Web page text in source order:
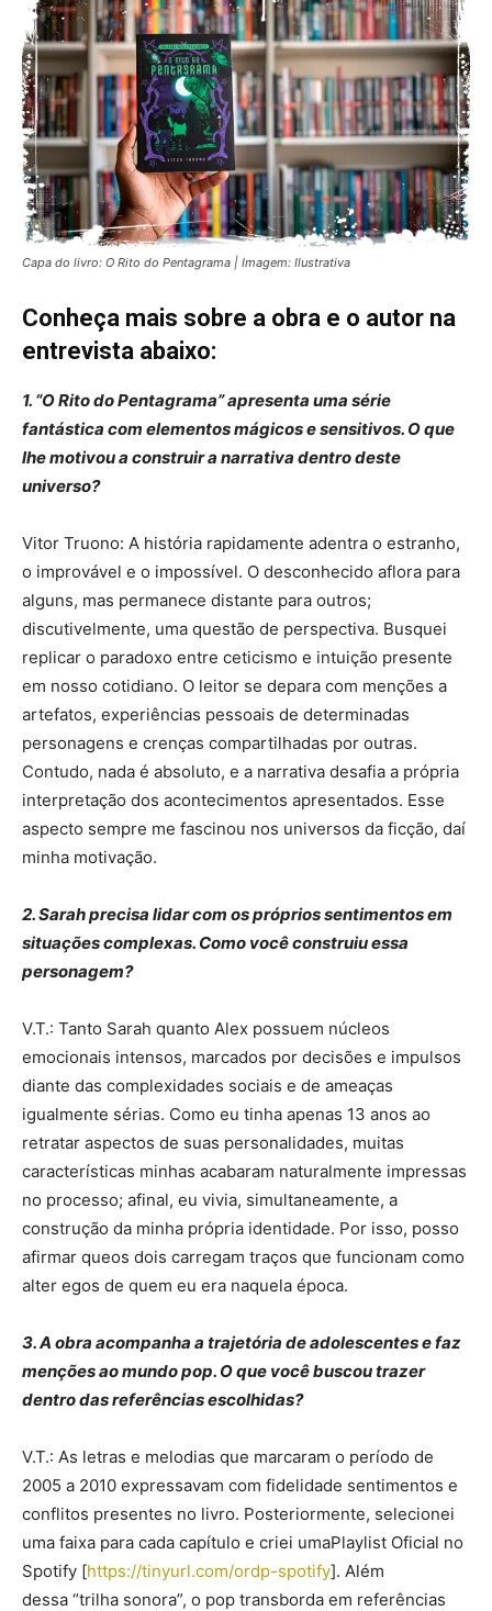
Capa do livro: O Rito do Pentagrama | Imagem: Ilustrativa
Conheça mais sobre a obra e o autor na
entrevista abaixo:
1. “O Rito do Pentagrama” apresenta uma série
fantástica com elementos mágicos e sensitivos. O que
lhe motivou a construir a narrativa dentro deste
universo?
Vitor Truono: A história rapidamente adentra o estranho,
o improvável e o impossível. O desconhecido aflora para
alguns, mas permanece distante para outros;
discutivelmente, uma questão de perspectiva. Busquei
replicar o paradoxo entre ceticismo e intuição presente
em nosso cotidiano. O leitor se depara com menções a
artefatos, experiências pessoais de determinadas
personagens e crenças compartilhadas por outras.
Contudo, nada é absoluto, e a narrativa desafia a própria
interpretação dos acontecimentos apresentados. Esse
aspecto sempre me fascinou nos universos da ficção, daí
minha motivação.
2. Sarah precisa lidar com os próprios sentimentos em
situações complexas. Como você construiu essa
personagem?
V.T.: Tanto Sarah quanto Alex possuem núcleos
emocionais intensos, marcados por decisões e impulsos
diante das complexidades sociais e de ameaças
igualmente sérias. Como eu tinha apenas 13 anos ao
retratar aspectos de suas personalidades, muitas
características minhas acabaram naturalmente impressas
no processo; afinal, eu vivia, simultaneamente, a
construção da minha própria identidade. Por isso, posso
afirmar queos dois carregam traços que funcionam como
alter egos de quem eu era naquela época.
3. A obra acompanha a trajetória de adolescentes e faz
menções ao mundo pop. O que você buscou trazer
dentro das referências escolhidas?
V.T.: As letras e melodias que marcaram o período de
2005 a 2010 expressavam com fidelidade sentimentos e
conflitos presentes no livro. Posteriormente, selecionei
uma faixa para cada capítulo e criei umaPlaylist Oficial no
Spotify [https://tinyurl.com/ordp-spotify]. Além
dessa “trilha sonora”, o pop transborda em referências